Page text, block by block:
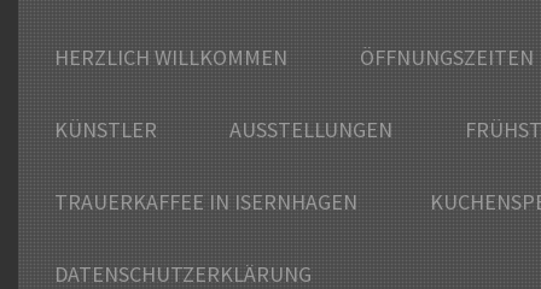
HERZLICH WILLKOMMEN ÖFFNUNGSZEITEN
KÜNSTLER AUSSTELLUNGEN
TRAUERKAFFEE IN ISERNHAGEN
DATENSCHUTZERKLÄRUNG